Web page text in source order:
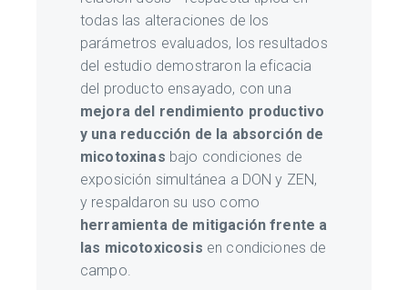
todas las alteraciones de los
parámetros evaluados, los resultados
del estudio demostraron la eficacia
del producto ensayado, con una
mejora del rendimiento productivo
y una reducción de la absorción de
micotoxinas bajo condiciones de
exposición simultánea a DON y ZEN,
y respaldaron su uso como
herramienta de mitigación frente a
las micotoxicosis en condiciones de
campo.